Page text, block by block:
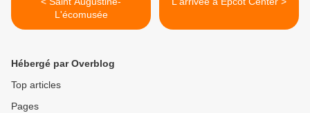
L'écomusée
Hébergé par Overblog
Top articles
Pages